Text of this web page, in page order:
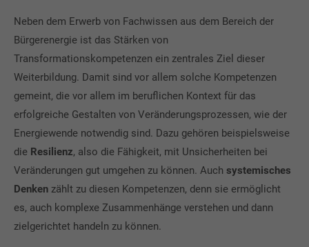
Neben dem Erwerb von Fachwissen aus dem Bereich der
Bürgerenergie ist das Stärken von
Transformationskompetenzen ein zentrales Ziel dieser
Weiterbildung. Damit sind vor allem solche Kompetenzen
gemeint, die vor allem im beruflichen Kontext für das
erfolgreiche Gestalten von Veränderungsprozessen, wie der
Energiewende notwendig sind. Dazu gehören beispielsweise
die Resilienz, also die Fähigkeit, mit Unsicherheiten bei
Veränderungen gut umgehen zu können. Auch systemisches
Denken zählt zu diesen Kompetenzen, denn sie ermöglicht
es, auch komplexe Zusammenhänge verstehen und dann
zielgerichtet handeln zu können.